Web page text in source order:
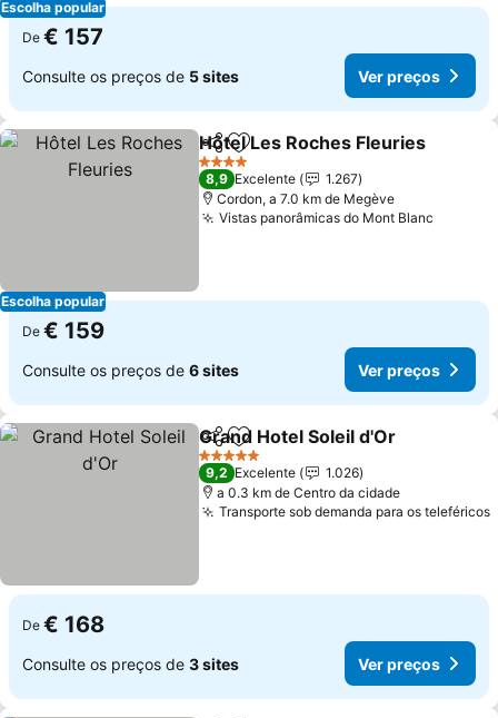
Escolha popular
De € 157
Consulte os preços de 5 sites Ver preços
Escolha popular
PartilharAdicionar aos favoritos
Hôtel Les Roches Fleuries
4 Estrelas
8,9 Excelente
1.267
Cordon, a 7.0 km de Megève
Vistas panorâmicas do Mont Blanc
De € 159
Consulte os preços de 6 sites Ver preços
PartilharAdicionar aos favoritos
Grand Hotel Soleil d'Or
5 Estrelas
9,2 Excelente
1.026
a 0.3 km de Centro da cidade
Transporte sob demanda para os teleféricos
De € 168
Consulte os preços de 3 sites Ver preços